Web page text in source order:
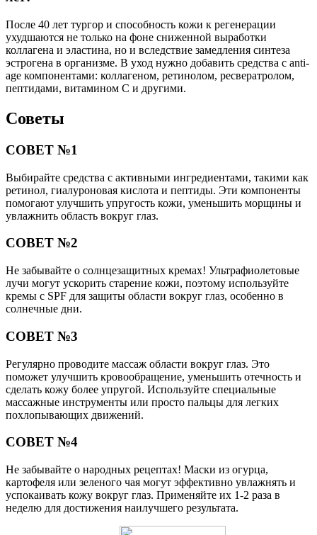
После 40 лет тургор и способность кожи к регенерации
ухудшаются не только на фоне сниженной выработки
коллагена и эластина, но и вследствие замедления синтеза
эстрогена в организме. В уход нужно добавить средства с anti-
age компонентами: коллагеном, ретинолом, ресвератролом,
пептидами, витамином С и другими.
Советы
СОВЕТ №1
Выбирайте средства с активными ингредиентами, такими как
ретинол, гиалуроновая кислота и пептиды. Эти компоненты
помогают улучшить упругость кожи, уменьшить морщины и
увлажнить область вокруг глаз.
СОВЕТ №2
Не забывайте о солнцезащитных кремах! Ультрафиолетовые
лучи могут ускорить старение кожи, поэтому используйте
кремы с SPF для защиты области вокруг глаз, особенно в
солнечные дни.
СОВЕТ №3
Регулярно проводите массаж области вокруг глаз. Это
поможет улучшить кровообращение, уменьшить отечность и
сделать кожу более упругой. Используйте специальные
массажные инструменты или просто пальцы для легких
похлопывающих движений.
СОВЕТ №4
Не забывайте о народных рецептах! Маски из огурца,
картофеля или зеленого чая могут эффективно увлажнять и
успокаивать кожу вокруг глаз. Применяйте их 1-2 раза в
неделю для достижения наилучшего результата.